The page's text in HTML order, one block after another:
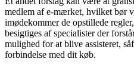
medlem af e-mærket, hvilket bør
imødekommer de opstillede
besigtiges af specialister der
mulighed for at blive assisteret,
forbindelse med dit køb.